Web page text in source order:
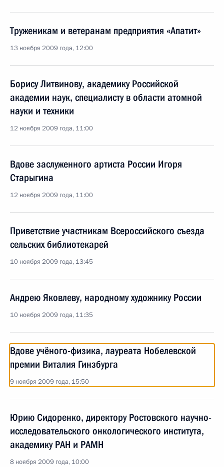
Труженикам и ветеранам предприятия «Апатит»
13 ноября 2009 года, 12:00
Борису Литвинову, академику Российской
академии наук, специалисту в области атомной
науки и техники
12 ноября 2009 года, 11:00
Вдове заслуженного артиста России Игоря
Старыгина
12 ноября 2009 года, 11:00
Приветствие участникам Всероссийского съезда
сельских библиотекарей
10 ноября 2009 года, 13:45
Андрею Яковлеву, народному художнику России
10 ноября 2009 года, 11:35
Вдове учёного-физика, лауреата Нобелевской
премии Виталия Гинзбурга
9 ноября 2009 года, 15:50
Юрию Сидоренко, директору Ростовского научно-
исследовательского онкологического института,
академику РАН и РАМН
8 ноября 2009 года, 10:00